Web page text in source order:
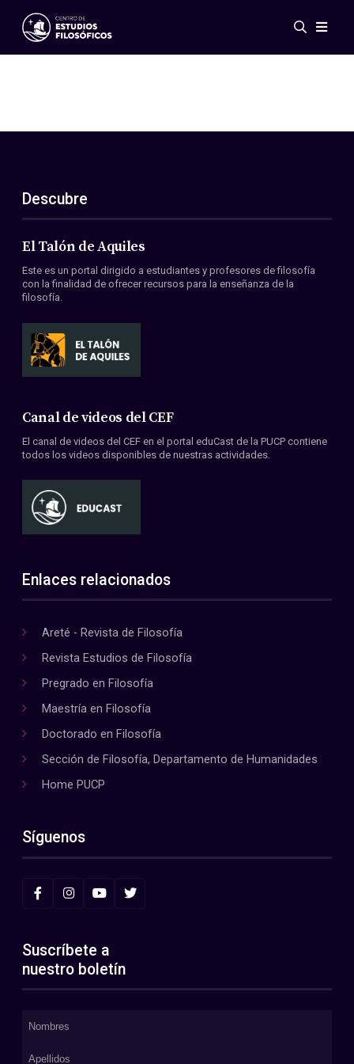
Eventos
ES
EN
Acerca de nosotros
Miembros
Convenios
Descubre
El Talón de Aquiles
Este es un portal dirigido a estudiantes y profesores de filosofía
con la finalidad de ofrecer recursos para la enseñanza de la
filosofía.
Canal de videos del CEF
El canal de videos del CEF en el portal eduCast de la PUCP contiene
todos los videos disponibles de nuestras actividades.
Enlaces relacionados
Areté - Revista de Filosofía
Revista Estudios de Filosofía
Pregrado en Filosofía
Maestría en Filosofía
Doctorado en Filosofía
Sección de Filosofía, Departamento de Humanidades
Home PUCP
Síguenos
Suscríbete a
nuestro boletín